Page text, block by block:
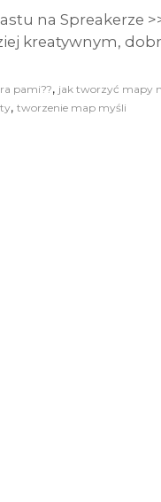
na Spreakerze
kreatywnym,
pami??, jak tworzyć mapy
, tworzenie map myśli